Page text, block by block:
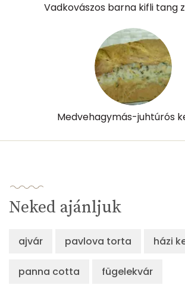
Vadkovászos barna kifli tang
Medvehagymás-juhtúrós
Neked ajánljuk
ajvár pavlova torta házi
panna cotta fügelekvár